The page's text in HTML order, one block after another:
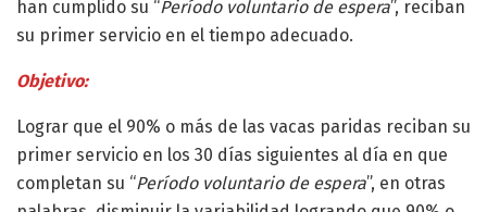
han cumplido su “Período voluntario de espera”, reciban
su primer servicio en el tiempo adecuado.
Objetivo:
Lograr que el 90% o más de las vacas paridas reciban su
primer servicio en los 30 días siguientes al día en que
completan su “Período voluntario de espera”, en otras